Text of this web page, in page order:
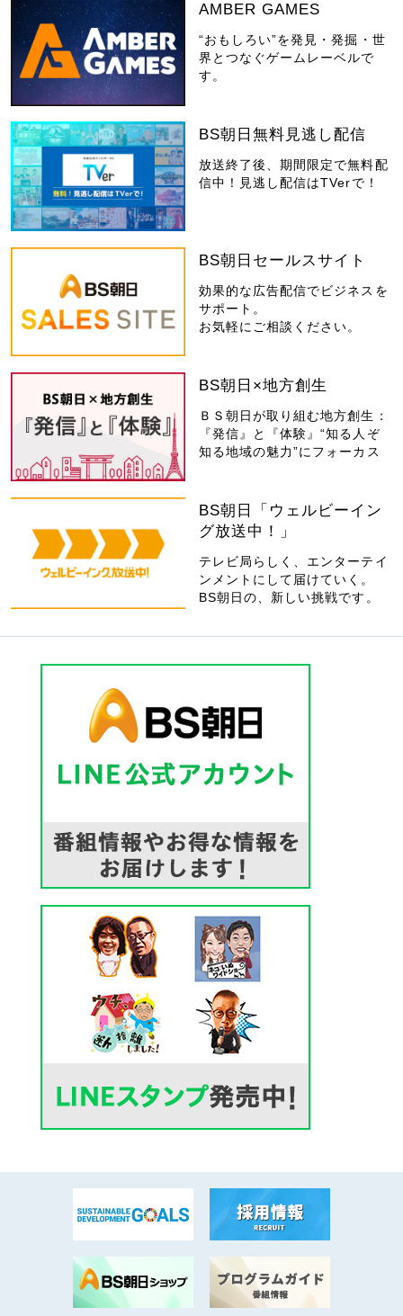
AMBER GAMES
“おもしろい”を発見・発掘・世
界とつなぐゲームレーベルで
す。
BS朝日無料見逃し配信
放送終了後、期間限定で無料配
信中！見逃し配信はTVerで！
BS朝日セールスサイト
効果的な広告配信でビジネスを
サポート。
お気軽にご相談ください。
BS朝日×地方創生
ＢＳ朝日が取り組む地方創生：
『発信』と『体験』“知る人ぞ
知る地域の魅力”にフォーカス
BS朝日「ウェルビーイン
グ放送中！」
テレビ局らしく、エンターテイ
ンメントにして届けていく。
BS朝日の、新しい挑戦です。